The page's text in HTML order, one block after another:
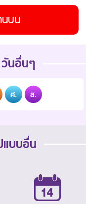
นบน
นอื่นๆ
ศ. ส.
แบบอื่น